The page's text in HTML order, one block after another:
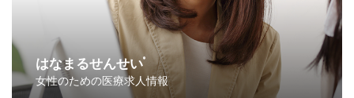
はなまるせんせい®
女性のための医療求人情報